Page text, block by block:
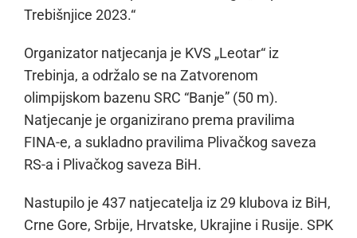
Trebišnjice 2023.“
Organizator natjecanja je KVS „Leotar“ iz
Trebinja, a održalo se na Zatvorenom
olimpijskom bazenu SRC “Banje” (50 m).
Natjecanje je organizirano prema pravilima
FINA-e, a sukladno pravilima Plivačkog saveza
RS-a i Plivačkog saveza BiH.
Nastupilo je 437 natjecatelja iz 29 klubova iz BiH,
Crne Gore, Srbije, Hrvatske, Ukrajine i Rusije. SPK